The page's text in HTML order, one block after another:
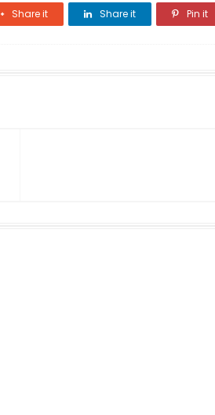
Share it Share it Pin it